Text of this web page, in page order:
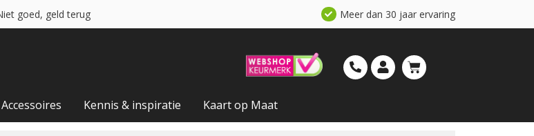
goed, geld terug Meer dan 30 jaar ervaring
Accessoires Kennis & inspiratie Kaart op Maat